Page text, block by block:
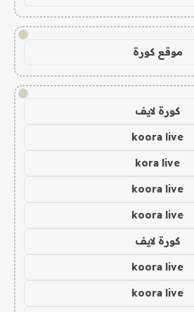
!
موقع كورة
!
كورة لايف
koora live
kora live
koora live
koora live
كورة لايف
koora live
koora live